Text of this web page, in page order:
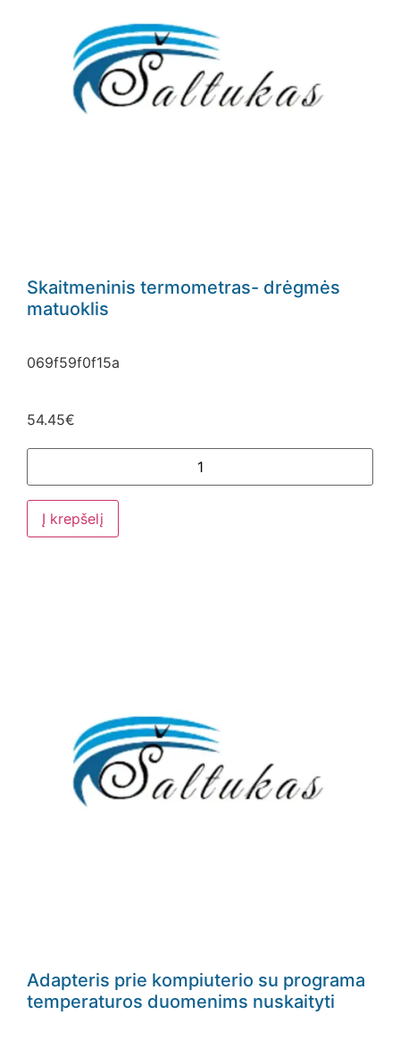
Skaitmeninis termometras- drėgmės
matuoklis
069f59f0f15a
54.45€
Į krepšelį
Adapteris prie kompiuterio su programa
temperaturos duomenims nuskaityti